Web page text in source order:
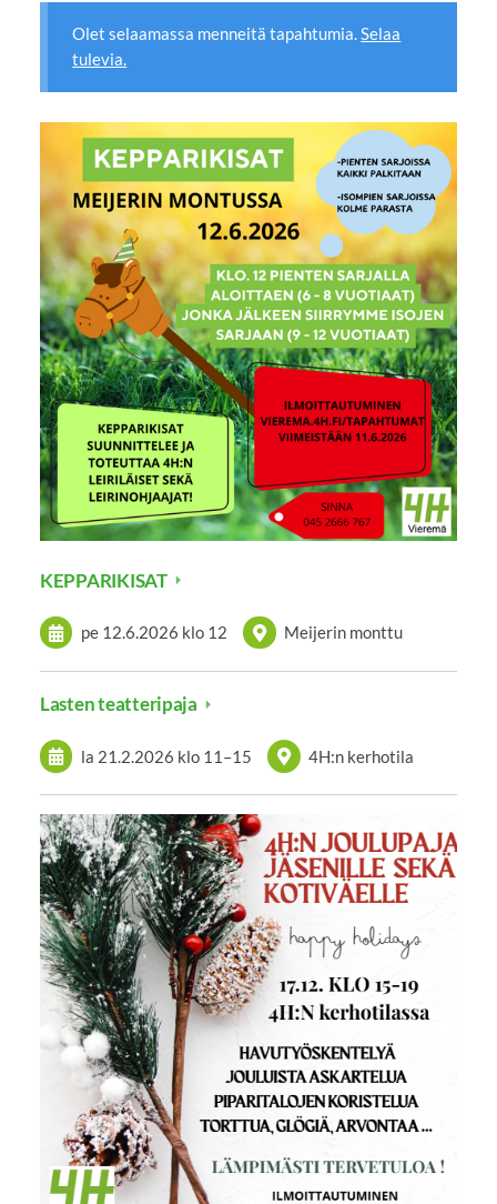
Olet selaamassa menneitä tapahtumia.Selaa
tulevia.
KEPPARIKISAT
pe 12.6.2026 klo 12 Meijerin monttu
Lasten teatteripaja
la 21.2.2026 klo 11 –15 4H:n kerhotila